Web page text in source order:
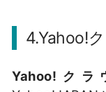
4.Yahoo!
Yahoo!ク